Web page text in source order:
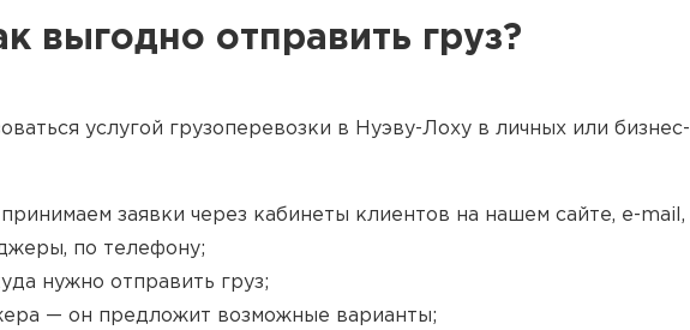
выгодно отправить груз?
услугой грузоперевозки в Нуэву-Лоху в личных или бизнес-
заявки через кабинеты клиентов на нашем сайте, e-mail,
по телефону;
нужно отправить груз;
— он предложит возможные варианты;